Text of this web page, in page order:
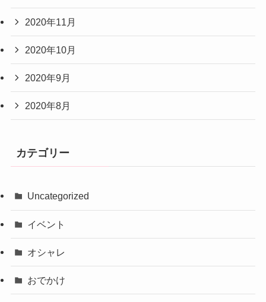
2020年11月
2020年10月
2020年9月
2020年8月
カテゴリー
Uncategorized
イベント
オシャレ
おでかけ